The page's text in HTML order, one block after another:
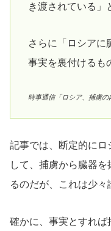
き渡されている」
さらに「ロシアに
事実を裏付けるも
時事通信「ロシア、捕虜の
記事では、断定的に
して、捕虜から臓器
るのだが、これは少々
確かに、事実とすれば